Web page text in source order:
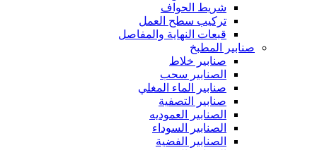
شريط الحواف
تركيب سطح العمل
قبعات النهاية والمفاصل
صنابير المطبخ
صنابير خلاط
الصنابير سحب
صنابير الماء المغلي
صنابير التصفية
الصنابير العموديه
الصنابير السوداء
الصنابير الفضية